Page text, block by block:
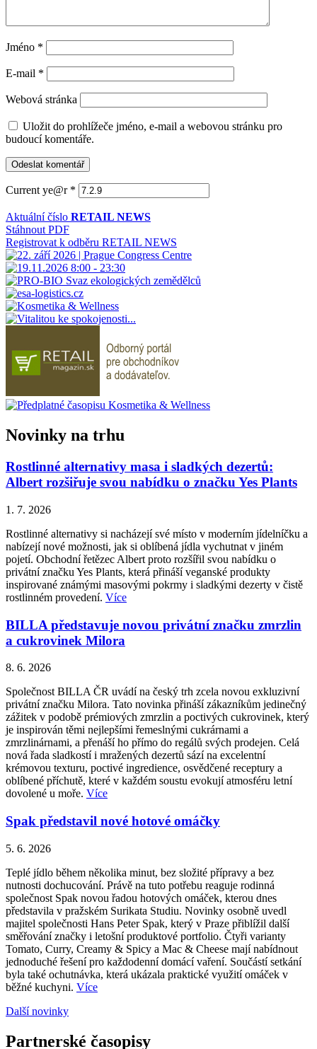
Jméno *
E-mail *
Webová stránka
Uložit do prohlížeče jméno, e-mail a webovou stránku pro
budoucí komentáře.
Current ye@r *
Aktuální číslo RETAIL NEWS
Stáhnout PDF
Registrovat k odběru RETAIL NEWS
Novinky na trhu
Rostlinné alternativy masa i sladkých dezertů:
Albert rozšiřuje svou nabídku o značku Yes Plants
1. 7. 2026
Rostlinné alternativy si nacházejí své místo v moderním jídelníčku a
nabízejí nové možnosti, jak si oblíbená jídla vychutnat v jiném
pojetí. Obchodní řetězec Albert proto rozšířil svou nabídku o
privátní značku Yes Plants, která přináší veganské produkty
inspirované známými masovými pokrmy i sladkými dezerty v čistě
rostlinném provedení. Více
BILLA představuje novou privátní značku zmrzlin
a cukrovinek Milora
8. 6. 2026
Společnost BILLA ČR uvádí na český trh zcela novou exkluzivní
privátní značku Milora. Tato novinka přináší zákazníkům jedinečný
zážitek v podobě prémiových zmrzlin a poctivých cukrovinek, který
je inspirován těmi nejlepšími řemeslnými cukrárnami a
zmrzlinárnami, a přenáší ho přímo do regálů svých prodejen. Celá
nová řada sladkostí i mražených dezertů sází na excelentní
krémovou texturu, poctivé ingredience, osvědčené receptury a
oblíbené příchutě, které v každém soustu evokují atmosféru letní
dovolené u moře. Více
Spak představil nové hotové omáčky
5. 6. 2026
Teplé jídlo během několika minut, bez složité přípravy a bez
nutnosti dochucování. Právě na tuto potřebu reaguje rodinná
společnost Spak novou řadou hotových omáček, kterou dnes
představila v pražském Surikata Studiu. Novinky osobně uvedl
majitel společnosti Hans Peter Spak, který v Praze přiblížil další
směřování značky i letošní produktové portfolio. Čtyři varianty
Tomato, Curry, Creamy & Spicy a Mac & Cheese mají nabídnout
jednoduché řešení pro každodenní domácí vaření. Součástí setkání
byla také ochutnávka, která ukázala praktické využití omáček v
běžné kuchyni. Více
Další novinky
Partnerské časopisy